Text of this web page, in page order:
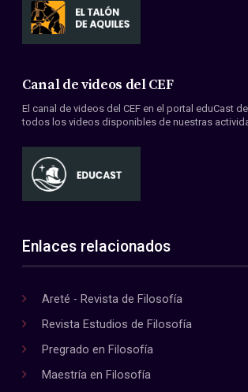
Canal de videos del CEF
El canal de videos del CEF en el portal eduCast
todos los videos disponibles de nuestras
Enlaces relacionados
Areté - Revista de Filosofía
Revista Estudios de Filosofía
Pregrado en Filosofía
Maestría en Filosofía